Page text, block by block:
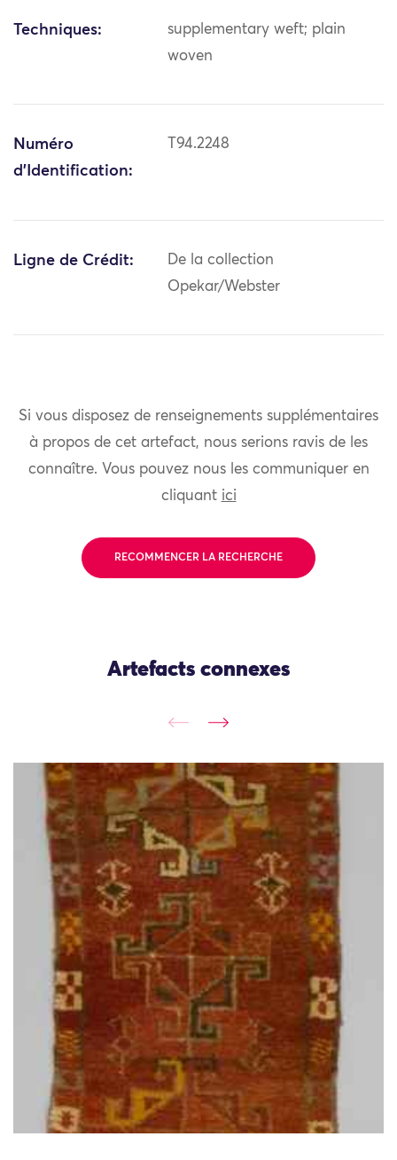
Techniques:
supplementary weft; plain
woven
Numéro
d'Identification:
T94.2248
Ligne de Crédit:
De la collection
Opekar/Webster
Si vous disposez de renseignements supplémentaires
à propos de cet artefact, nous serions ravis de les
connaître. Vous pouvez nous les communiquer en
cliquant ici
RECOMMENCER LA RECHERCHE
Artefacts connexes